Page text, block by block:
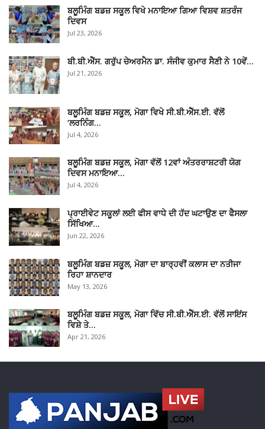
ਬਲੂਮਿੰਗ ਬਡਜ਼ ਸਕੂਲ ਵਿਖੇ ਮਨਾਇਆ ਗਿਆ ਵਿਸ਼ਵ ਸ਼ਤਰੰਜ
ਦਿਵਸ
Jul 23, 2026
ਬੀ.ਬੀ.ਐੱਸ. ਗਰੁੱਪ ਚੇਅਰਮੈਨ ਡਾ. ਸੰਜੀਵ ਕੁਮਾਰ ਸੈਣੀ ਨੇ 10ਵੇਂ…
Jul 21, 2026
ਬਲੂਮਿੰਗ ਬਡਜ਼ ਸਕੂਲ, ਮੋਗਾ ਵਿਖੇ ਸੀ.ਬੀ.ਐੱਸ.ਈ. ਵੱਲੋਂ
‘ਲਰਨਿੰਗ…
Jul 4, 2026
ਬਲੂਮਿੰਗ ਬਡਜ਼ ਸਕੂਲ, ਮੋਗਾ ਵੱਲੋਂ 12ਵਾਂ ਅੰਤਰਰਾਸ਼ਟਰੀ ਯੋਗ
ਦਿਵਸ ਮਨਾਇਆ…
Jul 4, 2026
ਪ੍ਰਾਈਵੇਟ ਸਕੂਲਾਂ ਲਈ ਫੀਸ ਵਾਧੇ ਦੀ ਹੱਦ ਘਟਾਉਣ ਦਾ ਫੈਸਲਾ
ਸਿੱਖਿਆ…
Jun 22, 2026
ਬਲੂਮਿੰਗ ਬਡਜ਼ ਸਕੂਲ, ਮੋਗਾ ਦਾ ਬਾਰ੍ਹਵੀਂ ਕਲਾਸ ਦਾ ਨਤੀਜਾ
ਰਿਹਾ ਸ਼ਾਨਦਾਰ
May 13, 2026
ਬਲੂਮਿੰਗ ਬਡਜ਼ ਸਕੂਲ, ਮੋਗਾ ਵਿੱਚ ਸੀ.ਬੀ.ਐੱਸ.ਈ. ਵੱਲੋਂ ਸਾਇਂਸ
ਵਿਸ਼ੇ ਤੇ…
Apr 21, 2026